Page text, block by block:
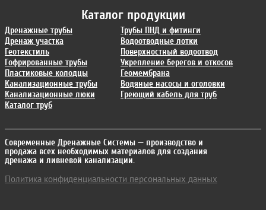
Каталог продукции
Дренажные трубы
Дренаж участка
Геотекстиль
Гофрированные трубы
Пластиковые колодцы
Канализационные трубы
Канализационные люки
Каталог труб
Трубы ПНД и фитинги
Водоотводные лотки
Поверхностный водоотвод
Укрепление берегов и откосов
Геомембрана
Водяные насосы и оголовки
Греющий кабель для труб
Современные Дренажные Системы — производство и
продажа всех необходимых материалов для создания
дренажа и ливневой канализации.
Политика конфиденциальности персональных данных